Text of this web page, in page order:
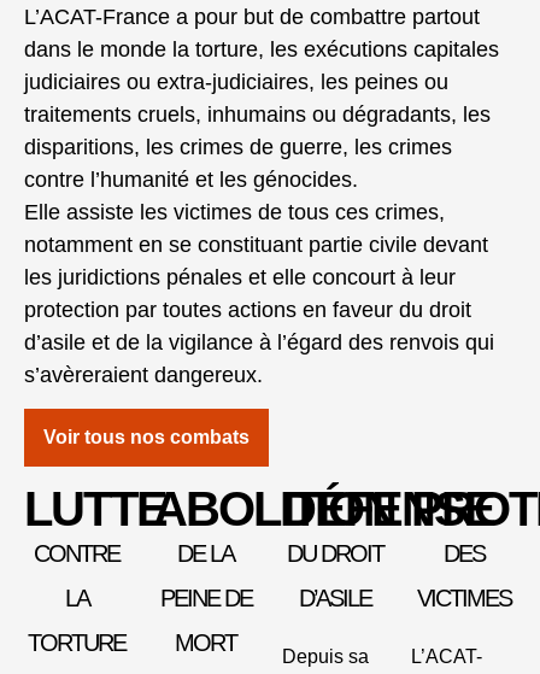
L’ACAT-France a pour but de combattre partout
dans le monde la torture, les exécutions capitales
judiciaires ou extra-judiciaires, les peines ou
traitements cruels, inhumains ou dégradants, les
disparitions, les crimes de guerre, les crimes
contre l’humanité et les génocides.
Elle assiste les victimes de tous ces crimes,
notamment en se constituant partie civile devant
les juridictions pénales et elle concourt à leur
protection par toutes actions en faveur du droit
d’asile et de la vigilance à l’égard des renvois qui
s’avèreraient dangereux.
Voir tous nos combats
LUTTE
CONTRE
LA
TORTURE
ABOLITION
DE LA
PEINE DE
MORT
DÉFENSE
DU DROIT
D’ASILE
Depuis sa
DES
VICTIMES
L’ACAT-